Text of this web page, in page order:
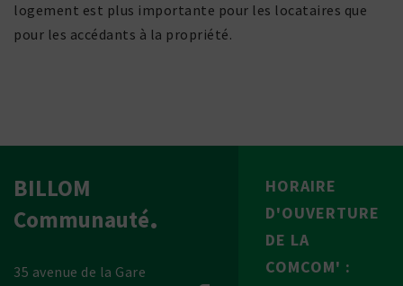
loge­ment est plus impor­tante pour les loca­taires que
pour les accé­dants à la propriété.
BILLOM
Communauté
35 avenue de la Gare
HORAIRE
D'OUVERTURE
DE LA
COMCOM' :